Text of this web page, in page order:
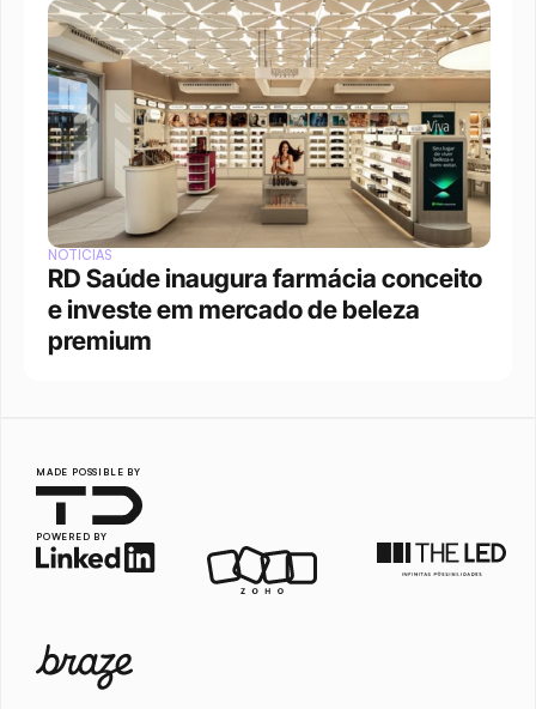
NOTÍCIAS
RD Saúde inaugura farmácia conceito
e investe em mercado de beleza
premium
MADE POSSIBLE BY
POWERED BY